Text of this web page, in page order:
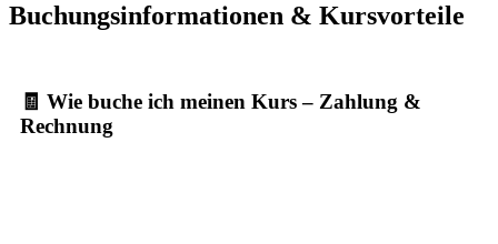
Buchungsinformationen & Kursvorteile
🧾 Wie buche ich meinen Kurs – Zahlung &
Rechnung